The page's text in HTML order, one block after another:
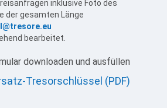
Kontakt
/ Einwurftresor
inklusive Foto des
der gesamten Länge
bearbeitet.
downloaden und ausfüllen
Tresorschlüssel (PDF)